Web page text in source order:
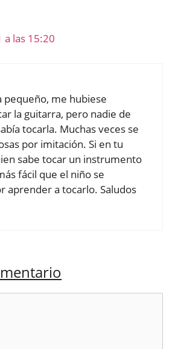
las 15:20
pequeño, me hubiese
la guitarra, pero nadie de
tocarla. Muchas veces se
por imitación. Si en tu
sabe tocar un instrumento
fácil que el niño se
aprender a tocarlo. Saludos